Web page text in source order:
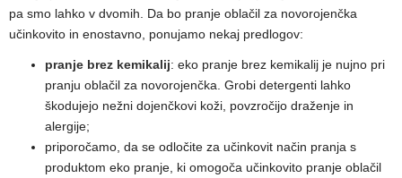
pa smo lahko v dvomih. Da bo pranje oblačil za novorojenčka
učinkovito in enostavno, ponujamo nekaj predlogov:
pranje brez kemikalij: eko pranje brez kemikalij je nujno pri
pranju oblačil za novorojenčka. Grobi detergenti lahko
škodujejo nežni dojenčkovi koži, povzročijo draženje in
alergije;
priporočamo, da se odločite za učinkovit način pranja s
produktom eko pranje, ki omogoča učinkovito pranje oblačil